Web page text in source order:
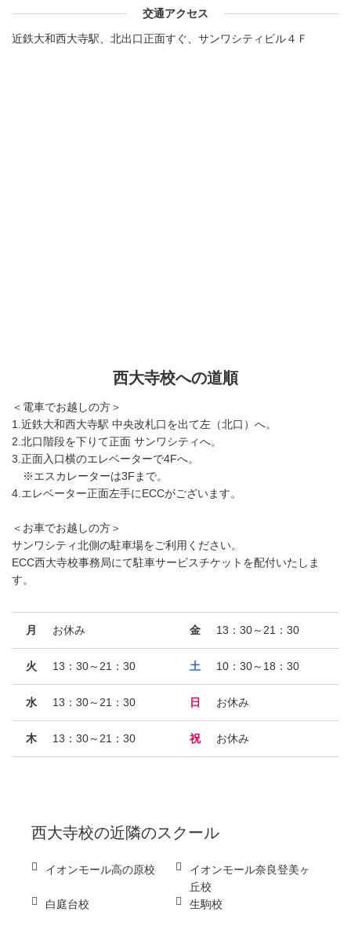
交通アクセス
近鉄大和西大寺駅、北出口正面すぐ、サンワシティビル４Ｆ
西大寺校への道順
＜電車でお越しの方＞
1.近鉄大和西大寺駅 中央改札口を出て左（北口）へ。
2.北口階段を下りて正面 サンワシティへ。
3.正面入口横のエレベーターで4Fへ。
※エスカレーターは3Fまで。
4.エレベーター正面左手にECCがございます。
＜お車でお越しの方＞
サンワシティ北側の駐車場をご利用ください。
ECC西大寺校事務局にて駐車サービスチケットを配付いたしま
す。
月 お休み
火 13：30～21：30
水 13：30～21：30
木 13：30～21：30
金 13：30～21：30
土 10：30～18：30
日 お休み
祝 お休み
西大寺校の近隣のスクール
イオンモール高の原校
イオンモール奈良登美ヶ
丘校
白庭台校
生駒校